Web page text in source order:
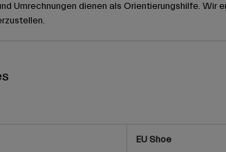
Umrechnungen dienen als Orientierungshilfe. Wir
EU Shoe